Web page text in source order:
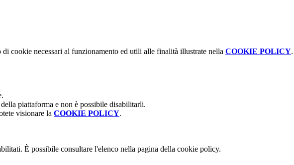
cookie necessari al funzionamento ed utili alle finalità illustrate nella COOKIE POLICY.
piattaforma e non è possibile disabilitarli.
visionare la COOKIE POLICY.
È possibile consultare l'elenco nella pagina della cookie policy.